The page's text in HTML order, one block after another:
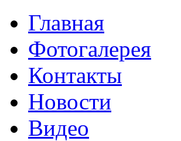
Главная
Фотогалерея
Контакты
Новости
Видео